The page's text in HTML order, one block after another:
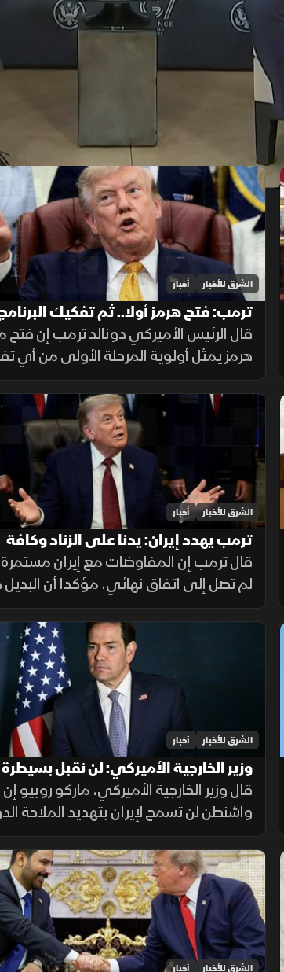
الشرق للأخبار أخبار
ترمب: فتح هرمز أولا.. ثم تفكيك
النووي الإيراني
قال الرئيس الأميركي دونالد ترمب إن
هرمز يمثل أولوية المرحلة الأولى من أي
مع إيران، يليه الملف النووي، مؤكداً أن
لن تسمح لطهران بامتلاك سلاح نووي.
الشرق للأخبار أخبار
ترمب يهدد إيران: يدنا على الزناد وكافة
الذخائر جاهزة
قال ترمب إن المفاوضات مع إيران مستمرة
لم تصل إلى اتفاق نهائي، مؤكدا أن
استمرار القصف، وأن طهران أصبحت أكثر
مع التشديد على جاهزية القوات الأميركية
واستمرار الضغط العسكري
الشرق للأخبار أخبار
وزير الخارجية الأميركي: لن نقبل بسيطرة
على المعابر البحرية
قال وزير الخارجية الأميركي، ماركو روبيو إن
واشنطن لن تسمح لإيران بتهديد الملاحة
أو التحكم بحركة السفن، مشددا على أن
الدبلوماسي لا يزال مطروحا، لكن أزمة
طهران تعيق أي اتفاق.
الشرق للأخبار أخبار